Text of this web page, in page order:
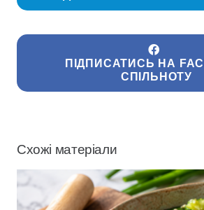
ПІДПИСАТИСЬ НА
СПІЛЬНОТУ
Схожі матеріали